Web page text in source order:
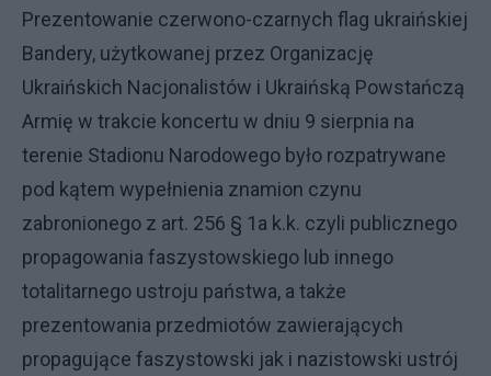
Prezentowanie czerwono-czarnych flag ukraińskiej
Bandery, użytkowanej przez Organizację
Ukraińskich Nacjonalistów i Ukraińską Powstańczą
Armię w trakcie koncertu w dniu 9 sierpnia na
terenie Stadionu Narodowego było rozpatrywane
pod kątem wypełnienia znamion czynu
zabronionego z art. 256 § 1a k.k. czyli publicznego
propagowania faszystowskiego lub innego
totalitarnego ustroju państwa, a także
prezentowania przedmiotów zawierających
propagujące faszystowski jak i nazistowski ustrój